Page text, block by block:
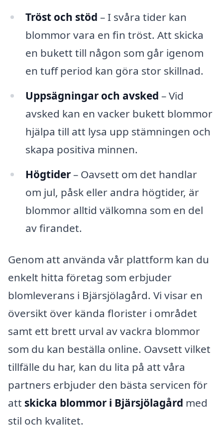
Tröst och stöd – I svåra tider kan
blommor vara en fin tröst. Att skicka
en bukett till någon som går igenom
en tuff period kan göra stor skillnad.
Uppsägningar och avsked – Vid
avsked kan en vacker bukett blommor
hjälpa till att lysa upp stämningen och
skapa positiva minnen.
Högtider– Oavsett om det handlar
om jul, påsk eller andra högtider, är
blommor alltid välkomna som en del
av firandet.
Genom att använda vår plattform kan du
enkelt hitta företag som erbjuder
blomleverans i Bjärsjölagård. Vi visar en
översikt över kända florister i området
samt ett brett urval av vackra blommor
som du kan beställa online. Oavsett vilket
tillfälle du har, kan du lita på att våra
partners erbjuder den bästa servicen för
att skicka blommor i Bjärsjölagård med
stil och kvalitet.